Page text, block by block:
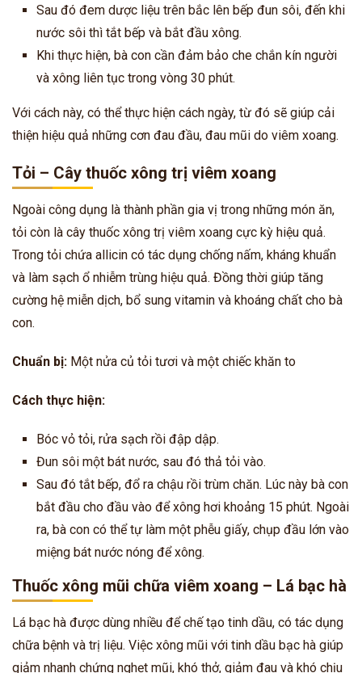
Sau đó đem dược liệu trên bắc lên bếp đun sôi, đến khi
nước sôi thì tắt bếp và bắt đầu xông.
Khi thực hiện, bà con cần đảm bảo che chắn kín người
và xông liên tục trong vòng 30 phút.
Với cách này, có thể thực hiện cách ngày, từ đó sẽ giúp cải
thiện hiệu quả những cơn đau đầu, đau mũi do viêm xoang.
Tỏi – Cây thuốc xông trị viêm xoang
Ngoài công dụng là thành phần gia vị trong những món ăn,
tỏi còn là cây thuốc xông trị viêm xoang cực kỳ hiệu quả.
Trong tỏi chứa allicin có tác dụng chống nấm, kháng khuẩn
và làm sạch ổ nhiễm trùng hiệu quả. Đồng thời giúp tăng
cường hệ miễn dịch, bổ sung vitamin và khoáng chất cho bà
con.
Chuẩn bị: Một nửa củ tỏi tươi và một chiếc khăn to
Cách thực hiện:
Bóc vỏ tỏi, rửa sạch rồi đập dập.
Đun sôi một bát nước, sau đó thả tỏi vào.
Sau đó tắt bếp, đổ ra chậu rồi trùm chăn. Lúc này bà con
bắt đầu cho đầu vào để xông hơi khoảng 15 phút. Ngoài
ra, bà con có thể tự làm một phễu giấy, chụp đầu lớn vào
miệng bát nước nóng để xông.
Thuốc xông mũi chữa viêm xoang – Lá bạc hà
Lá bạc hà được dùng nhiều để chế tạo tinh dầu, có tác dụng
chữa bệnh và trị liệu. Việc xông mũi với tinh dầu bạc hà giúp
giảm nhanh chứng nghẹt mũi, khó thở, giảm đau và khó chịu